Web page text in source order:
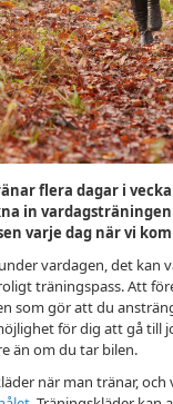
flera dagar i
in
varje dag när vi
vardagen, det kan
träningspass. Att
som gör att du
för dig att gå till
än om du tar bilen.
när man tränar,